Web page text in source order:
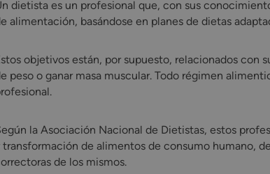
dietista es un profesional que, con sus
alimentación, basándose en planes de dietas
objetivos están, por supuesto, relacionados con
peso o ganar masa muscular. Todo régimen
la Asociación Nacional de Dietistas, estos
transformación de alimentos de consumo humano,
de los mismos.